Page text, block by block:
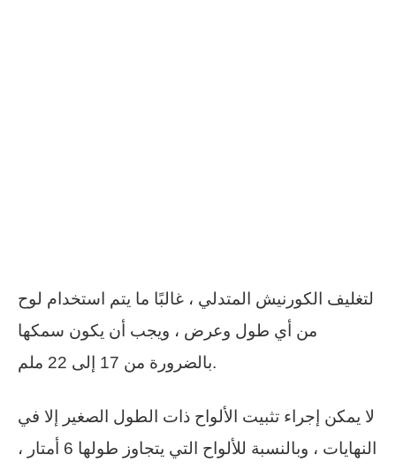
لتغليف الكورنيش المتدلي ، غالبًا ما يتم استخدام لوح
من أي طول وعرض ، ويجب أن يكون سمكها
بالضرورة من 17 إلى 22 ملم.
لا يمكن إجراء تثبيت الألواح ذات الطول الصغير إلا في
النهايات ، وبالنسبة للألواح التي يتجاوز طولها 6 أمتار ،